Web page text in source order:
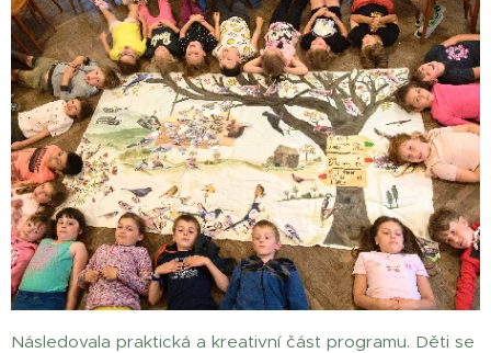
Následovala praktická a kreativní část programu. Děti se